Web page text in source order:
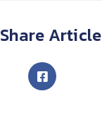
Share Article